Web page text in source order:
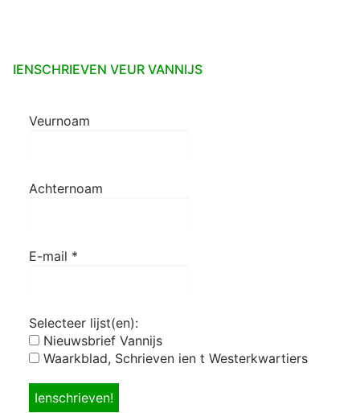
IENSCHRIEVEN VEUR VANNIJS
Veurnoam
Achternoam
E-mail *
Selecteer lijst(en):
Nieuwsbrief Vannijs
Waarkblad, Schrieven ien t Westerkwartiers